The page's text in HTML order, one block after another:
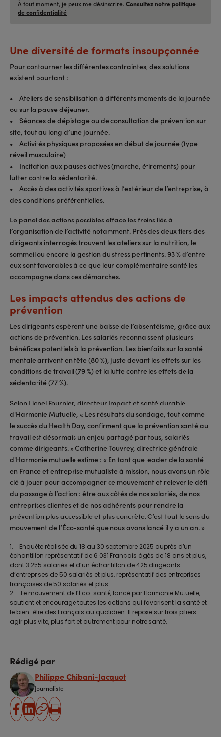
À tout moment, je peux me désinscrire. Consultez notre politique
de confidentialité
Une diversité de formats insoupçonnée
Pour contourner les différentes contraintes, des solutions
existent pourtant :
• Ateliers de sensibilisation à différents moments de la journée
ou sur la pause déjeuner.
• Séances de dépistage ou de consultation de prévention sur
site, tout au long d’une journée.
• Activités physiques proposées en début de journée (type
réveil musculaire)
• Incitation aux pauses actives (marche, étirements) pour
lutter contre la sédentarité.
• Accès à des activités sportives à l’extérieur de l’entreprise, à
des conditions préférentielles.
Le panel des actions possibles efface les freins liés à
l’organisation de l’activité notamment. Près des deux tiers des
dirigeants interrogés trouvent les ateliers sur la nutrition, le
sommeil ou encore la gestion du stress pertinents. 93 % d’entre
eux sont favorables à ce que leur complémentaire santé les
accompagne dans ces démarches.
Les impacts attendus des actions de
prévention
Les dirigeants espèrent une baisse de l’absentéisme, grâce aux
actions de prévention. Les salariés reconnaissent plusieurs
bénéfices potentiels à la prévention. Les bienfaits sur la santé
mentale arrivent en tête (80 %), juste devant les effets sur les
conditions de travail (79 %) et la lutte contre les effets de la
sédentarité (77 %).
Selon Lionel Fournier, directeur Impact et santé durable
d'Harmonie Mutuelle, « Les résultats du sondage, tout comme
le succès du Health Day, confirment que la prévention santé au
travail est désormais un enjeu partagé par tous, salariés
comme dirigeants. » Catherine Touvrey, directrice générale
d'Harmonie mutuelle estime : « En tant que leader de la santé
en France et entreprise mutualiste à mission, nous avons un rôle
clé à jouer pour accompagner ce mouvement et relever le défi
du passage à l’action : être aux côtés de nos salariés, de nos
entreprises clientes et de nos adhérents pour rendre la
prévention plus accessible et plus concrète. C’est tout le sens du
mouvement de l’Éco-santé que nous avons lancé il y a un an. »
1. Enquête réalisée du 18 au 30 septembre 2025 auprès d’un
échantillon représentatif de 6 031 Français âgés de 18 ans et plus,
dont 3 255 salariés et d’un échantillon de 425 dirigeants
d’entreprises de 50 salariés et plus, représentatif des entreprises
françaises de 50 salariés et plus.
2. Le mouvement de l’Éco-santé, lancé par Harmonie Mutuelle,
soutient et encourage toutes les actions qui favorisent la santé et
le bien-être des Français au quotidien. Il repose sur trois piliers :
agir plus vite, plus fort et autrement pour notre santé.
Rédigé par
Philippe Chibani-Jacquot
Journaliste
partager
partager
Copier
Imprimer